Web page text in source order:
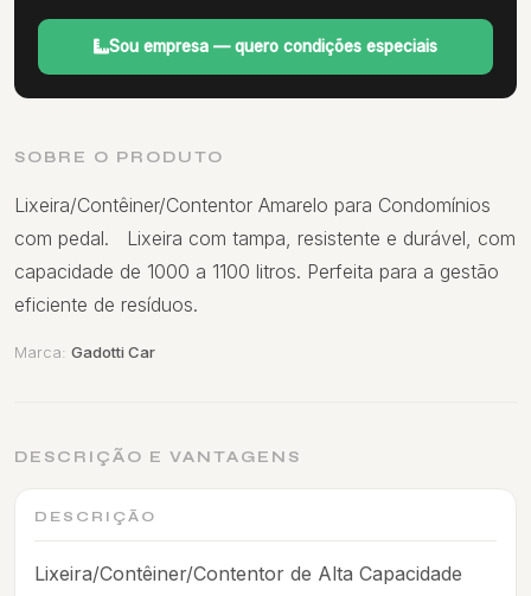
Sou empresa — quero condições especiais
SOBRE O PRODUTO
Lixeira/Contêiner/Contentor Amarelo para Condomínios
com pedal. Lixeira com tampa, resistente e durável, com
capacidade de 1000 a 1100 litros. Perfeita para a gestão
eficiente de resíduos.
Marca: Gadotti Car
DESCRIÇÃO E VANTAGENS
DESCRIÇÃO
Lixeira/Contêiner/Contentor de Alta Capacidade